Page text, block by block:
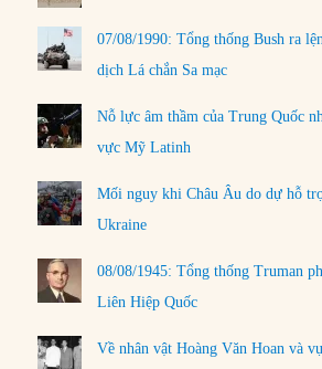
07/08/1990: Tổng thống Bush ra
dịch Lá chắn Sa mạc
Nỗ lực âm thầm của Trung Quốc
vực Mỹ Latinh
Mối nguy khi Châu Âu do dự hỗ
Ukraine
08/08/1945: Tổng thống Truman
Liên Hiệp Quốc
Về nhân vật Hoàng Văn Hoan và